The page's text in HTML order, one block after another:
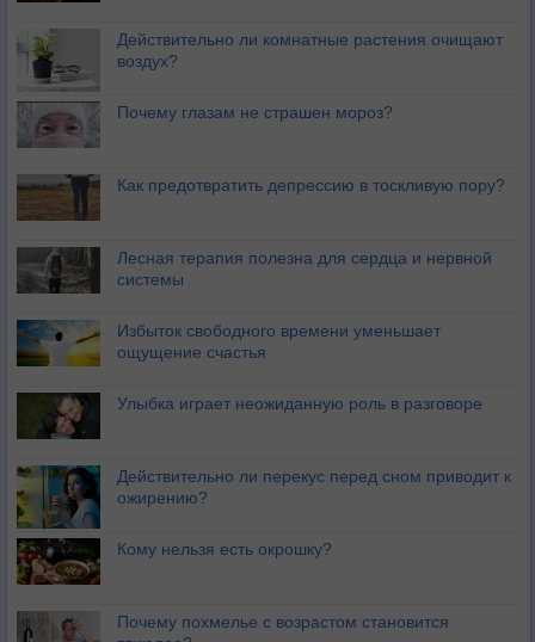
Действительно ли комнатные растения очищают
воздух?
Почему глазам не страшен мороз?
Как предотвратить депрессию в тоскливую пору?
Лесная терапия полезна для сердца и нервной
системы
Избыток свободного времени уменьшает
ощущение счастья
Улыбка играет неожиданную роль в разговоре
Действительно ли перекус перед сном приводит к
ожирению?
Кому нельзя есть окрошку?
Почему похмелье с возрастом становится